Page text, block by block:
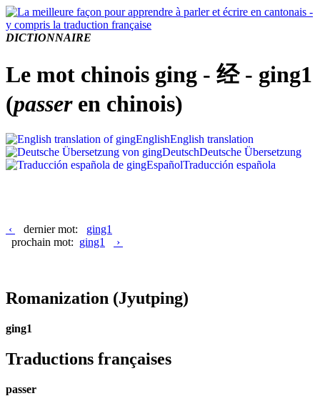
DICTIONNAIRE
Le mot chinois ging - 经 - ging1
(passeren chinois)
EnglishEnglish translation
DeutschDeutsche Übersetzung
EspañolTraducción española
‹ dernier mot: ging1
prochain mot: ging1 ›
Romanization (Jyutping)
ging1
Traductions françaises
passer